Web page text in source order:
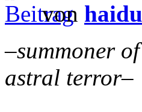
von
–summoner
astral terror–